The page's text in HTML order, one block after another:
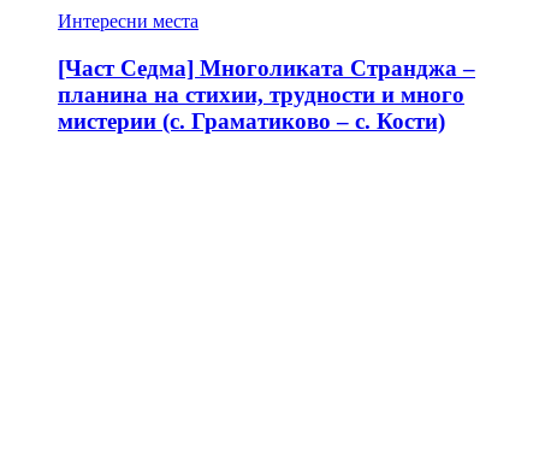
Интересни места
[Част Седма] Многоликата Странджа –
планина на стихии, трудности и много
мистерии (с. Граматиково – с. Кости)